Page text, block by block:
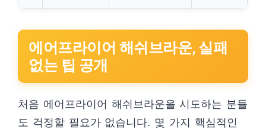
에어프라이어 해쉬브라운, 실패
없는 팁 공개
처음 에어프라이어 해쉬브라운을 시도하는 분들
도 걱정할 필요가 없습니다. 몇 가지 핵심적인